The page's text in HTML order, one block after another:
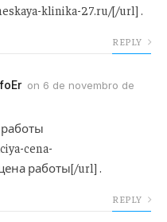
klinika-27.ru/[/url] .
REPLY
on 6 de novembro de
cena-
работы[/url] .
REPLY